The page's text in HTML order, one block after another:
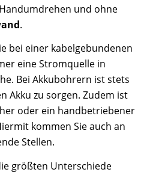
und ohne
.
bei einer kabelgebundenen
eine Stromquelle in
Bei Akkubohrern ist stets
Akku zu sorgen. Zudem ist
oder ein handbetriebener
kommen Sie auch an
Stellen.
größten Unterschiede